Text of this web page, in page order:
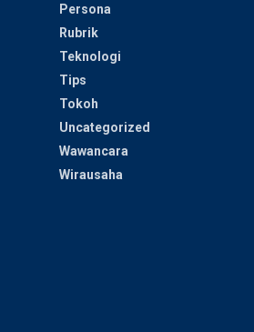
Persona
Rubrik
Teknologi
Tips
Tokoh
Uncategorized
Wawancara
Wirausaha